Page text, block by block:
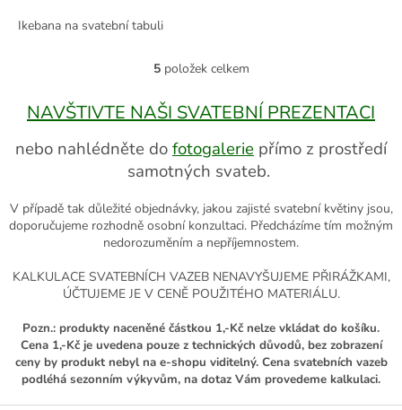
Ikebana na svatební tabuli
O
l
á
d
a
c
p
r
v
y
v
p
i
s
u
5položek celkem
NAVŠTIVTE NAŠI SVATEBNÍ PREZENTACI
nebo nahlédněte dofotogalerie přímo z prostředí
samotných svateb.
V případě tak důležité objednávky, jakou zajisté svatební květiny jsou,
doporučujeme rozhodně osobní konzultaci. Předcházíme tím možným
nedorozuměním a nepříjemnostem.
KALKULACE SVATEBNÍCH VAZEB NENAVYŠUJEME PŘIRÁŽKAMI,
ÚČTUJEME JE V CENĚ POUŽITÉHO MATERIÁLU.
Pozn.: produkty naceněné částkou 1,-Kč nelze vkládat do košíku.
Cena 1,-Kč je uvedena pouze z technických důvodů, bez zobrazení
ceny by produkt nebyl na e-shopu viditelný. Cena svatebních vazeb
podléhá sezonním výkyvům, na dotaz Vám provedeme kalkulaci.